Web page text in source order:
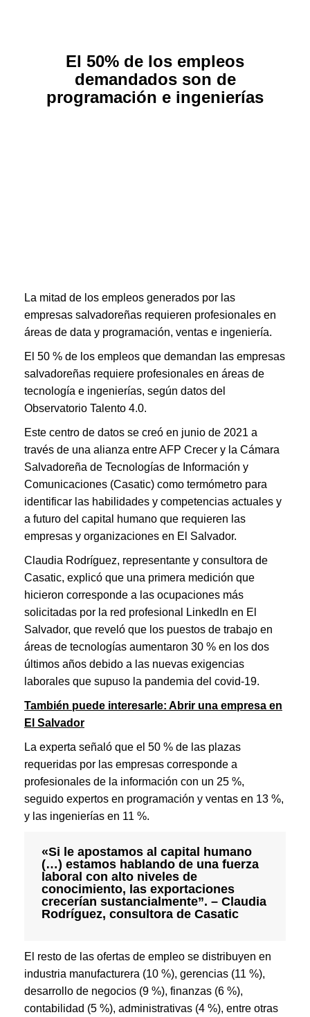
El 50% de los empleos
demandados son de
programación e ingenierías
La mitad de los empleos generados por las
empresas salvadoreñas requieren profesionales en
áreas de data y programación, ventas e ingeniería.
El 50 % de los empleos que demandan las empresas
salvadoreñas requiere profesionales en áreas de
tecnología e ingenierías, según datos del
Observatorio Talento 4.0.
Este centro de datos se creó en junio de 2021 a
través de una alianza entre AFP Crecer y la Cámara
Salvadoreña de Tecnologías de Información y
Comunicaciones (Casatic) como termómetro para
identificar las habilidades y competencias actuales y
a futuro del capital humano que requieren las
empresas y organizaciones en El Salvador.
Claudia Rodríguez, representante y consultora de
Casatic, explicó que una primera medición que
hicieron corresponde a las ocupaciones más
solicitadas por la red profesional LinkedIn en El
Salvador, que reveló que los puestos de trabajo en
áreas de tecnologías aumentaron 30 % en los dos
últimos años debido a las nuevas exigencias
laborales que supuso la pandemia del covid-19.
También puede interesarle: Abrir una empresa en
El Salvador
La experta señaló que el 50 % de las plazas
requeridas por las empresas corresponde a
profesionales de la información con un 25 %,
seguido expertos en programación y ventas en 13 %,
y las ingenierías en 11 %.
«Si le apostamos al capital humano
(…) estamos hablando de una fuerza
laboral con alto niveles de
conocimiento, las exportaciones
crecerían sustancialmente”. – Claudia
Rodríguez, consultora de Casatic
El resto de las ofertas de empleo se distribuyen en
industria manufacturera (10 %), gerencias (11 %),
desarrollo de negocios (9 %), finanzas (6 %),
contabilidad (5 %), administrativas (4 %), entre otras